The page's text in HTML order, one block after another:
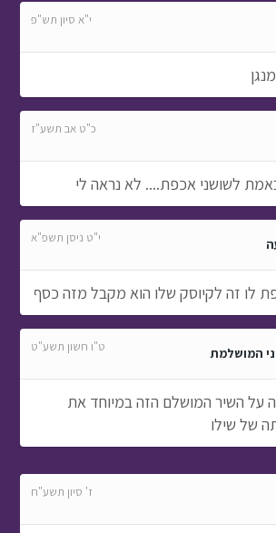
י"א סיון תש"פ
כ"ט אב תשע"ז
לשושני אכפת.... לא נראה לי
י"ט ניסן תשפ"א
לו זה לקיוסק שלו הוא מקבל מזה כסף
המושלמת ט"ו חשון תשע"ט
על השיר המושלם הזה במיוחד את
של שילו
ז' סיון תשע"ח